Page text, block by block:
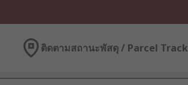
ติดตามสถานะพัสดุ / Parcel